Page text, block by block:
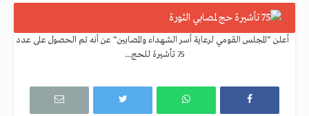
أعلن "المجلس القومي لرعاية أسر الشهداء والمصابين" عن أنه تم الحصول على عدد
75 تأشيرة للحج...